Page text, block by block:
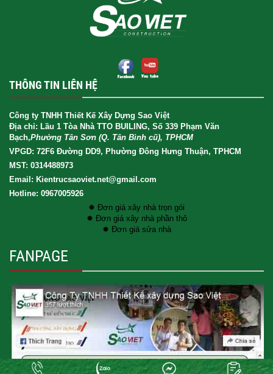
THÔNG TIN LIÊN HỆ
Công ty TNHH Thiết Kế Xây Dựng Sao Việt
Địa chỉ: Lầu 1 Tòa Nhà TTO BUILING, Số 339 Phạm Văn
Bạch,Phường Tân Sơn (Q. Tân Bình cũ), TPHCM
VPGD: 72F6 Đường DD9, Phường Đông Hưng Thuận, TPHCM
MST: 0314488973
Email: Kientrucsaoviet.net@gmail.com
Hotline: 0967005926
✸ Đơn giá xây nhà trọn gói
✸ Đơn giá xây nhà phần thô
✸ Đơn giá sửa nhà
FANPAGE